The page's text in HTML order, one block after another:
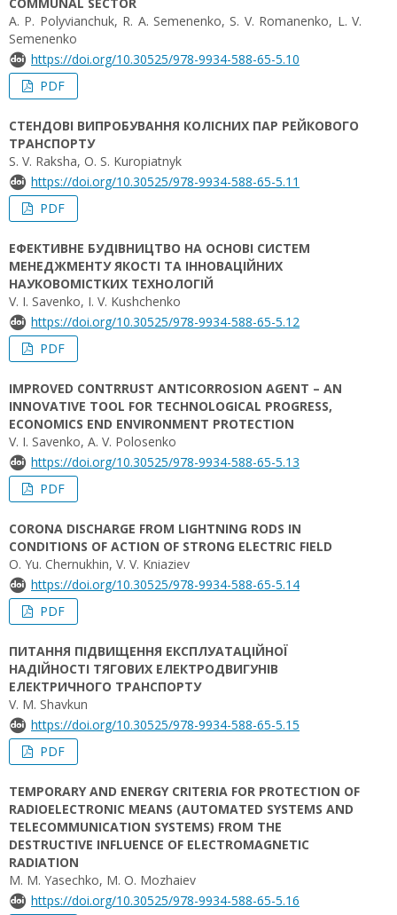
A. P. Polyvianchuk, R. A. Semenenko, S. V. Romanenko, L. V.
Semenenko
https://doi.org/10.30525/978-9934-588-65-5.10
PDF
СТЕНДОВІ ВИПРОБУВАННЯ КОЛІСНИХ ПАР РЕЙКОВОГО
ТРАНСПОРТУ
S. V. Raksha, O. S. Kuropiatnyk
https://doi.org/10.30525/978-9934-588-65-5.11
PDF
ЕФЕКТИВНЕ БУДІВНИЦТВО НА ОСНОВІ СИСТЕМ
МЕНЕДЖМЕНТУ ЯКОСТІ ТА ІННОВАЦІЙНИХ
НАУКОВОМІСТКИХ ТЕХНОЛОГІЙ
V. I. Savenko, I. V. Kushchenko
https://doi.org/10.30525/978-9934-588-65-5.12
PDF
IMPROVED CONTRRUST ANTICORROSION AGENT – AN
INNOVATIVE TOOL FOR TECHNOLOGICAL PROGRESS,
ECONOMICS END ENVIRONMENT PROTECTION
V. I. Savenko, A. V. Polosenko
https://doi.org/10.30525/978-9934-588-65-5.13
PDF
CORONA DISCHARGE FROM LIGHTNING RODS IN
CONDITIONS OF ACTION OF STRONG ELECTRIC FIELD
O. Yu. Chernukhin, V. V. Kniaziev
https://doi.org/10.30525/978-9934-588-65-5.14
PDF
ПИТАННЯ ПІДВИЩЕННЯ ЕКСПЛУАТАЦІЙНОЇ
НАДІЙНОСТІ ТЯГОВИХ ЕЛЕКТРОДВИГУНІВ
ЕЛЕКТРИЧНОГО ТРАНСПОРТУ
V. М. Shavkun
https://doi.org/10.30525/978-9934-588-65-5.15
PDF
TEMPORARY AND ENERGY CRITERIA FOR PROTECTION OF
RADIOELECTRONIC MEANS (AUTOMATED SYSTEMS AND
TELECOMMUNICATION SYSTEMS) FROM THE
DESTRUCTIVE INFLUENCE OF ELECTROMAGNETIC
RADIATION
M. M. Yasechko, M. О. Mozhaiev
https://doi.org/10.30525/978-9934-588-65-5.16